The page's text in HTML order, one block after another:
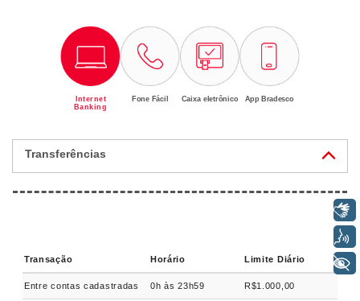
Internet
Banking
Fone Fácil Caixa eletrônico App Bradesco
Transferências
Transação Horário Limite Diário
Entre contas cadastradas 0h às 23h59 R$1.000,00
+ Acessibilidade